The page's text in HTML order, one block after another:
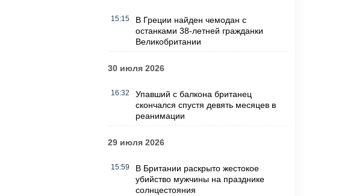
15:15
В Греции найден чемодан с
останками 38-летней гражданки
Великобритании
30 июля 2026
16:32
Упавший с балкона британец
скончался спустя девять месяцев в
реанимации
29 июля 2026
15:59
В Британии раскрыто жестокое
убийство мужчины на празднике
солнцестояния